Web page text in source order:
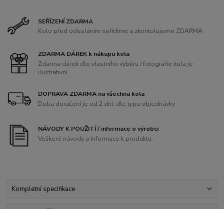
SEŘÍZENÍ ZDARMA
Kolo před odesláním seřídíme a zkontolujeme ZDARMA
ZDARMA DÁREK k nákupu kola
Zdarma dárek dle vlastního výběru / fotografie kola je
ilustrativní
DOPRAVA ZDARMA na všechna kola
Doba doručení je od 2 dní, dle typu objednávky
NÁVODY K POUŽITÍ / informace o výrobci
Veškeré návody a informace k produktu.
Kompletní specifikace